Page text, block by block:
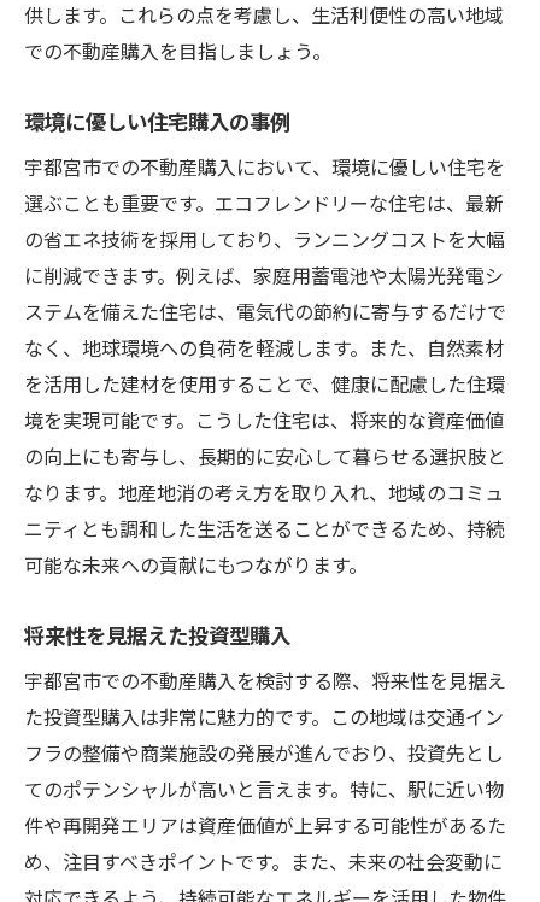
供します。これらの点を考慮し、生活利便性の高い地域
での不動産購入を目指しましょう。
環境に優しい住宅購入の事例
宇都宮市での不動産購入において、環境に優しい住宅を
選ぶことも重要です。エコフレンドリーな住宅は、最新
の省エネ技術を採用しており、ランニングコストを大幅
に削減できます。例えば、家庭用蓄電池や太陽光発電シ
ステムを備えた住宅は、電気代の節約に寄与するだけで
なく、地球環境への負荷を軽減します。また、自然素材
を活用した建材を使用することで、健康に配慮した住環
境を実現可能です。こうした住宅は、将来的な資産価値
の向上にも寄与し、長期的に安心して暮らせる選択肢と
なります。地産地消の考え方を取り入れ、地域のコミュ
ニティとも調和した生活を送ることができるため、持続
可能な未来への貢献にもつながります。
将来性を見据えた投資型購入
宇都宮市での不動産購入を検討する際、将来性を見据え
た投資型購入は非常に魅力的です。この地域は交通イン
フラの整備や商業施設の発展が進んでおり、投資先とし
てのポテンシャルが高いと言えます。特に、駅に近い物
件や再開発エリアは資産価値が上昇する可能性があるた
め、注目すべきポイントです。また、未来の社会変動に